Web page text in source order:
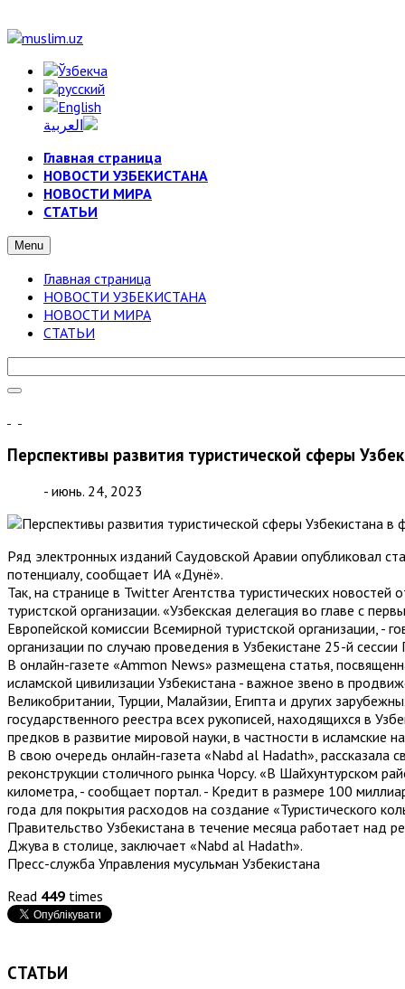
Главная страница
НОВОСТИ УЗБЕКИСТАНА
НОВОСТИ МИРА
СТАТЬИ
Menu
Главная страница
НОВОСТИ УЗБЕКИСТАНА
НОВОСТИ МИРА
СТАТЬИ
Перспективы развития туристической сферы
- июнь. 24, 2023
Ряд электронных изданий Саудовской Аравии опубликовал
потенциалу, сообщает ИА «Дунё».
Так, на странице в Twitter Агентства туристических
туристской организации. «Узбекская делегация во главе с
Европейской комиссии Всемирной туристской организации, -
организации по случаю проведения в Узбекистане 25-й
В онлайн-газете «Ammon News» размещена статья,
исламской цивилизации Узбекистана - важное звено в
Великобритании, Турции, Малайзии, Египта и других
государственного реестра всех рукописей, находящихся в
предков в развитие мировой науки, в частности в исламские
В свою очередь онлайн-газета «Nabd al Hadath», рассказала
реконструкции столичного рынка Чорсу. «В Шайхунтурском
километра, - сообщает портал. - Кредит в размере 100
года для покрытия расходов на создание «Туристического
Правительство Узбекистана в течение месяца работает над
Джува в столице, заключает «Nabd al Hadath».
Пресс-служба Управления мусульман Узбекистана
Read 449 times
СТАТЬИ